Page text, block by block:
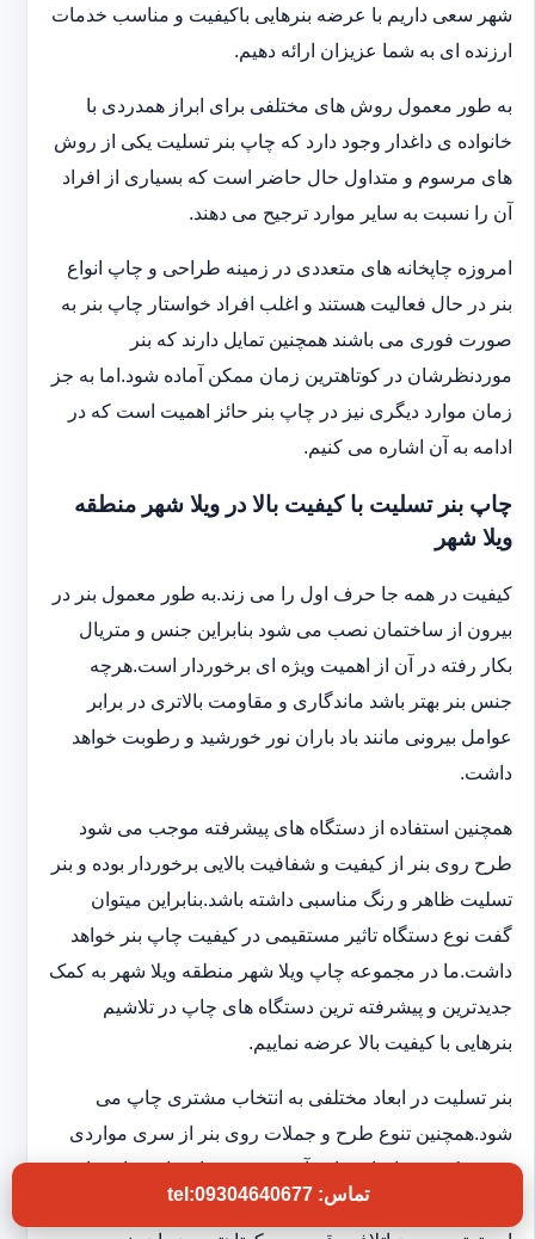
شهر سعی داریم با عرضه بنرهایی باکیفیت و مناسب خدمات
ارزنده ای به شما عزیزان ارائه دهیم.
به طور معمول روش های مختلفی برای ابراز همدردی با
خانواده ی داغدار وجود دارد که چاپ بنر تسلیت یکی از روش
های مرسوم و متداول حال حاضر است که بسیاری از افراد
آن را نسبت به سایر موارد ترجیح می دهند.
امروزه چاپخانه های متعددی در زمینه طراحی و چاپ انواع
بنر در حال فعالیت هستند و اغلب افراد خواستار چاپ بنر به
صورت فوری می باشند همچنین تمایل دارند که بنر
موردنظرشان در کوتاهترین زمان ممکن آماده شود.اما به جز
زمان موارد دیگری نیز در چاپ بنر حائز اهمیت است که در
ادامه به آن اشاره می کنیم.
چاپ بنر تسلیت با کیفیت بالا در ویلا شهر منطقه
ویلا شهر
کیفیت در همه جا حرف اول را می زند.به طور معمول بنر در
بیرون از ساختمان نصب می شود بنابراین جنس و متریال
بکار رفته در آن از اهمیت ویژه ای برخوردار است.هرچه
جنس بنر بهتر باشد ماندگاری و مقاومت بالاتری در برابر
عوامل بیرونی مانند باد باران نور خورشید و رطوبت خواهد
داشت.
همچنین استفاده از دستگاه های پیشرفته موجب می شود
طرح روی بنر از کیفیت و شفافیت بالایی برخوردار بوده و بنر
تسلیت ظاهر و رنگ مناسبی داشته باشد.بنابراین میتوان
گفت نوع دستگاه تاثیر مستقیمی در کیفیت چاپ بنر خواهد
داشت.ما در مجموعه چاپ ویلا شهر منطقه ویلا شهر به کمک
جدیدترین و پیشرفته ترین دستگاه های چاپ در تلاشیم
بنرهایی با کیفیت بالا عرضه نماییم.
بنر تسلیت در ابعاد مختلفی به انتخاب مشتری چاپ می
شود.همچنین تنوع طرح و جملات روی بنر از سری مواردی
هستند که در چاپخانه ما به آن توجه ویژه ای داریم تا شما
بتوانید بنر تسلیتی با کیفیت و فوری در اختیار داشته باشید.به
تماس: tel:09304640677